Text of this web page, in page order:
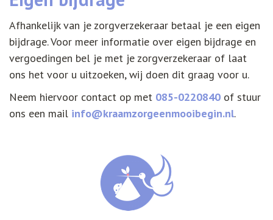
Afhankelijk van je zorgverzekeraar betaal je een eigen
bijdrage. Voor meer informatie over eigen bijdrage en
vergoedingen bel je met je zorgverzekeraar of laat
ons het voor u uitzoeken, wij doen dit graag voor u.
Neem hiervoor contact op met 085-0220840 of stuur
ons een mail info@kraamzorgeenmooibegin.nl.